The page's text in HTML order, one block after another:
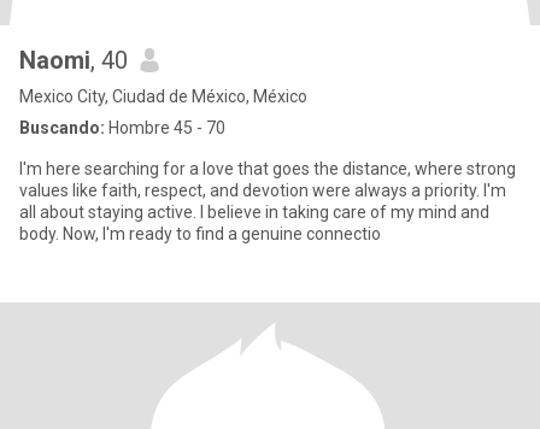
Naomi, 40
Mexico City, Ciudad de México, México
Buscando: Hombre 45 - 70
I'm here searching for a love that goes the distance, where strong
values like faith, respect, and devotion were always a priority. I'm
all about staying active. I believe in taking care of my mind and
body. Now, I'm ready to find a genuine connectio